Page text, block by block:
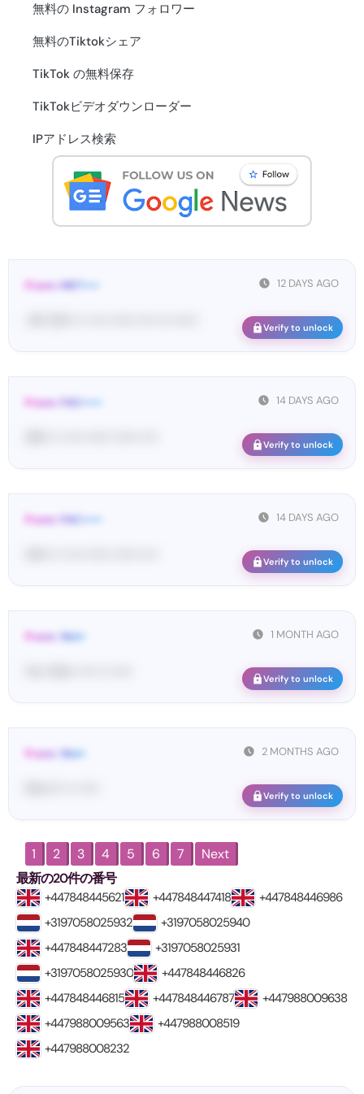
無料の Instagram フォロワー
無料のTiktokシェア
TikTok の無料保存
TikTokビデオダウンローダー
IPアドレス検索
12 DAYS AGO
From: MET••••
Verify to unlock
14 DAYS AGO
From: FAC•••••
Verify to unlock
14 DAYS AGO
From: FAC•••••
Verify to unlock
1 MONTH AGO
From: Wol•
Verify to unlock
2 MONTHS AGO
From: Wol•
Verify to unlock
1 2 3 4 5 6 7
Next
最新の20件の番号
+447848445621 +447848447418
+447848446986
+3197058025932
+3197058025940
+447848447283
+3197058025931
+3197058025930
+447848446826
+447848446815
+447848446787
+447988009638
+447988009563
+447988008519
+447988008232